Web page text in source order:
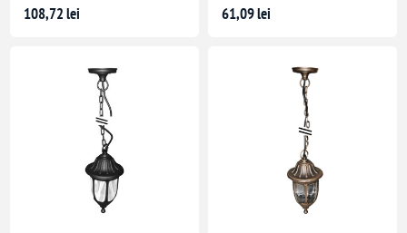
108,72 lei 61,09 lei